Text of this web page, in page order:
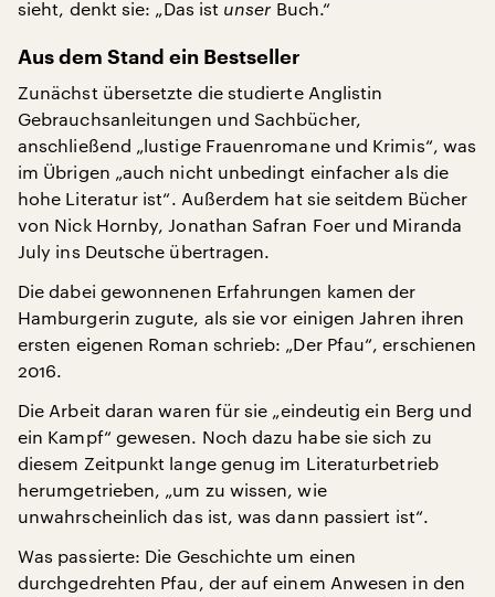
sieht, denkt sie: „Das ist unser Buch.“
Aus dem Stand ein Bestseller
Zunächst übersetzte die studierte Anglistin
Gebrauchsanleitungen und Sachbücher,
anschließend „lustige Frauenromane und Krimis“, was
im Übrigen „auch nicht unbedingt einfacher als die
hohe Literatur ist“. Außerdem hat sie seitdem Bücher
von Nick Hornby, Jonathan Safran Foer und Miranda
July ins Deutsche übertragen.
Die dabei gewonnenen Erfahrungen kamen der
Hamburgerin zugute, als sie vor einigen Jahren ihren
ersten eigenen Roman schrieb: „Der Pfau“, erschienen
2016.
Die Arbeit daran waren für sie „eindeutig ein Berg und
ein Kampf“ gewesen. Noch dazu habe sie sich zu
diesem Zeitpunkt lange genug im Literaturbetrieb
herumgetrieben, „um zu wissen, wie
unwahrscheinlich das ist, was dann passiert ist“.
Was passierte: Die Geschichte um einen
durchgedrehten Pfau, der auf einem Anwesen in den